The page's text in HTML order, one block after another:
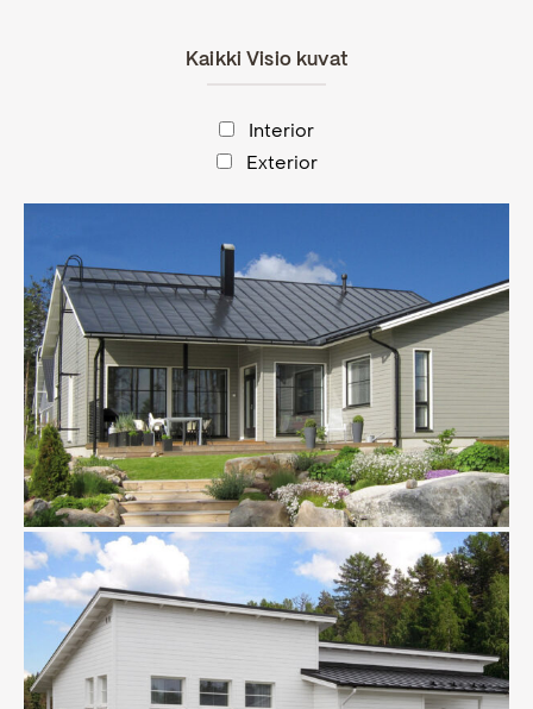
Kaikki Visio kuvat
Interior
Exterior